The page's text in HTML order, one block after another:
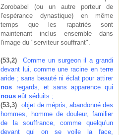
Zorobabel (ou un autre porteur de
l'espérance dynastique) en même
temps que les rapatriés sont
maintenant inclus ensemble dans
l'image du "serviteur souffrant".
(53,2) Comme un surgeon il a grandi
devant lui, comme une racine en terre
aride ; sans beauté ni éclat pour attirer
nos regards, et sans apparence qui
nous eût séduits ;
(53,3) objet de mépris, abandonné des
hommes, homme de douleur, familier
de la souffrance, comme quelqu'un
devant qui on se voile la face,